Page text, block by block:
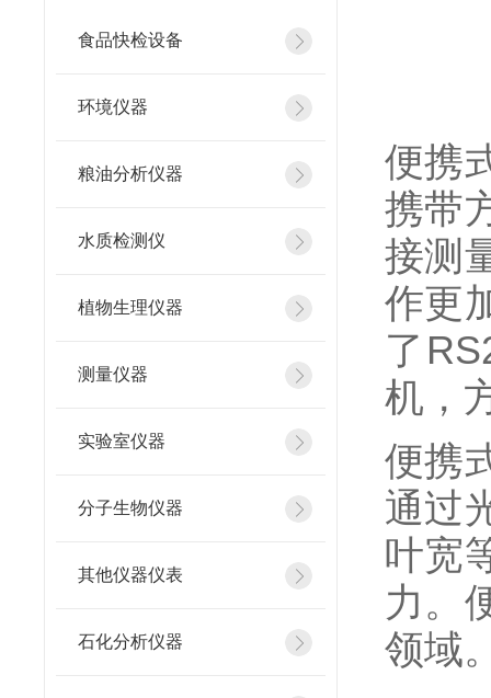
食品快检设备
环境仪器
粮油分析仪器
水质检测仪
植物生理仪器
测量仪器
实验室仪器
分子生物仪器
其他仪器仪表
石化分析仪器
便携
携带
接测
作更
了
机，
便携
通过
叶宽
力。
领域